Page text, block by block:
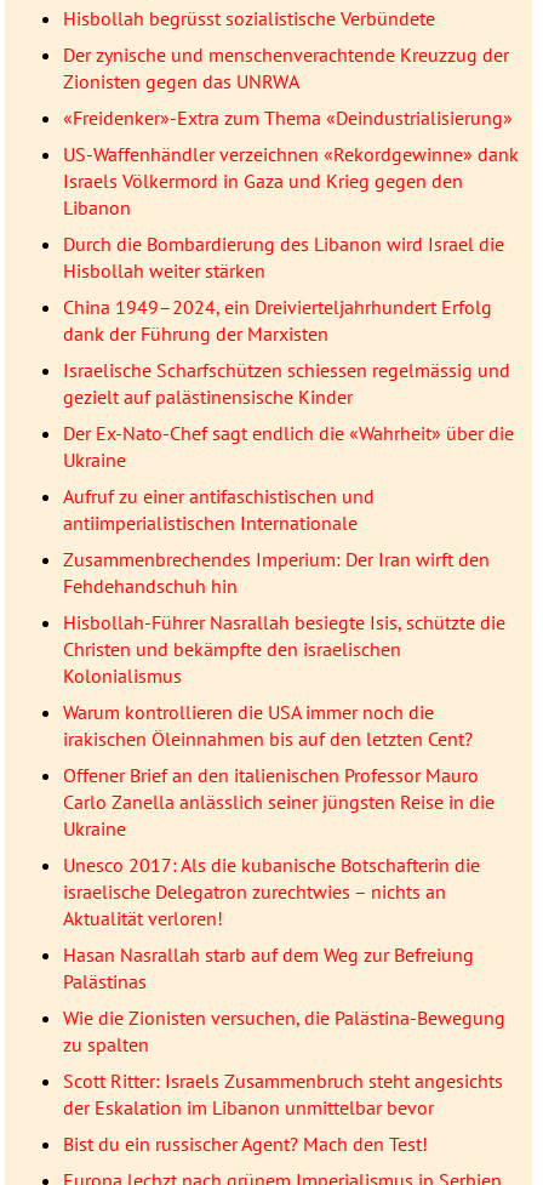
Hisbollah begrüsst sozialistische Verbündete
Der zynische und menschenverachtende Kreuzzug der
Zionisten gegen das UNRWA
«Freidenker»-Extra zum Thema «Deindustrialisierung»
US-Waffenhändler verzeichnen «Rekordgewinne» dank
Israels Völkermord in Gaza und Krieg gegen den
Libanon
Durch die Bombardierung des Libanon wird Israel die
Hisbollah weiter stärken
China 1949–2024, ein Dreivierteljahrhundert Erfolg
dank der Führung der Marxisten
Israelische Scharfschützen schiessen regelmässig und
gezielt auf palästinensische Kinder
Der Ex-Nato-Chef sagt endlich die «Wahrheit» über die
Ukraine
Aufruf zu einer antifaschistischen und
antiimperialistischen Internationale
Zusammenbrechendes Imperium: Der Iran wirft den
Fehdehandschuh hin
Hisbollah-Führer Nasrallah besiegte Isis, schützte die
Christen und bekämpfte den israelischen
Kolonialismus
Warum kontrollieren die USA immer noch die
irakischen Öleinnahmen bis auf den letzten Cent?
Offener Brief an den italienischen Professor Mauro
Carlo Zanella anlässlich seiner jüngsten Reise in die
Ukraine
Unesco 2017: Als die kubanische Botschafterin die
israelische Delegatron zurechtwies – nichts an
Aktualität verloren!
Hasan Nasrallah starb auf dem Weg zur Befreiung
Palästinas
Wie die Zionisten versuchen, die Palästina-Bewegung
zu spalten
Scott Ritter: Israels Zusammenbruch steht angesichts
der Eskalation im Libanon unmittelbar bevor
Bist du ein russischer Agent? Mach den Test!
Europa lechzt nach grünem Imperialismus in Serbien